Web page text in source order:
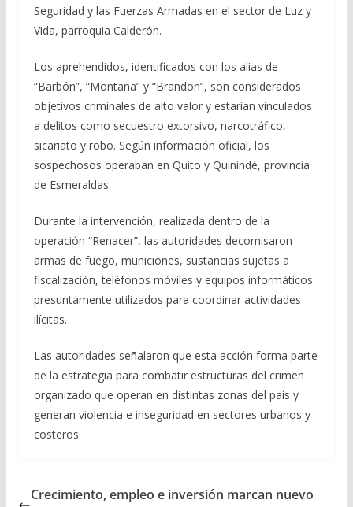
Seguridad y las Fuerzas Armadas en el sector de Luz y
Vida, parroquia Calderón.
Los aprehendidos, identificados con los alias de
“Barbón”, “Montaña” y “Brandon”, son considerados
objetivos criminales de alto valor y estarían vinculados
a delitos como secuestro extorsivo, narcotráfico,
sicariato y robo. Según información oficial, los
sospechosos operaban en Quito y Quinindé, provincia
de Esmeraldas.
Durante la intervención, realizada dentro de la
operación “Renacer”, las autoridades decomisaron
armas de fuego, municiones, sustancias sujetas a
fiscalización, teléfonos móviles y equipos informáticos
presuntamente utilizados para coordinar actividades
ilícitas.
Las autoridades señalaron que esta acción forma parte
de la estrategia para combatir estructuras del crimen
organizado que operan en distintas zonas del país y
generan violencia e inseguridad en sectores urbanos y
costeros.
Crecimiento, empleo e inversión marcan nuevo